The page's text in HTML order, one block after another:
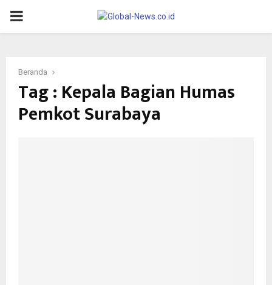
PRIMARY
Beranda
Tag : Kepala Bagian Humas
Pemkot Surabaya